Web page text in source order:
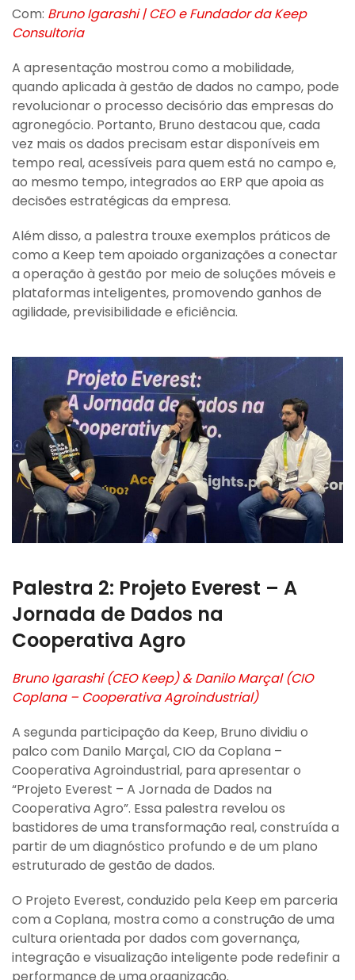
Com: Bruno Igarashi | CEO e Fundador da Keep
Consultoria
A apresentação mostrou como a mobilidade,
quando aplicada à gestão de dados no campo, pode
revolucionar o processo decisório das empresas do
agronegócio. Portanto, Bruno destacou que, cada
vez mais os dados precisam estar disponíveis em
tempo real, acessíveis para quem está no campo e,
ao mesmo tempo, integrados ao ERP que apoia as
decisões estratégicas da empresa.
Além disso, a palestra trouxe exemplos práticos de
como a Keep tem apoiado organizações a conectar
a operação à gestão por meio de soluções móveis e
plataformas inteligentes, promovendo ganhos de
agilidade, previsibilidade e eficiência.
Palestra 2: Projeto Everest – A
Jornada de Dados na
Cooperativa Agro
Bruno Igarashi (CEO Keep) & Danilo Marçal (CIO
Coplana – Cooperativa Agroindustrial)
A segunda participação da Keep, Bruno dividiu o
palco com Danilo Marçal, CIO da Coplana –
Cooperativa Agroindustrial, para apresentar o
“Projeto Everest – A Jornada de Dados na
Cooperativa Agro”. Essa palestra revelou os
bastidores de uma transformação real, construída a
partir de um diagnóstico profundo e de um plano
estruturado de gestão de dados.
O Projeto Everest, conduzido pela Keep em parceria
com a Coplana, mostra como a construção de uma
cultura orientada por dados com governança,
integração e visualização inteligente pode redefinir a